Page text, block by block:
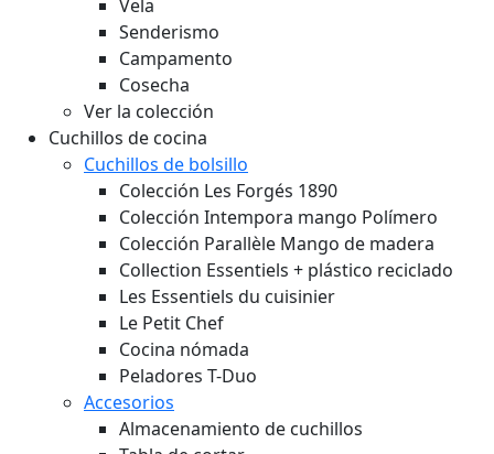
Vela
Senderismo
Campamento
Cosecha
Ver la colección
Cuchillos de cocina
Cuchillos de bolsillo
Colección Les Forgés 1890
Colección Intempora mango Polímero
Colección Parallèle Mango de madera
Collection Essentiels + plástico reciclado
Les Essentiels du cuisinier
Le Petit Chef
Cocina nómada
Peladores T-Duo
Accesorios
Almacenamiento de cuchillos